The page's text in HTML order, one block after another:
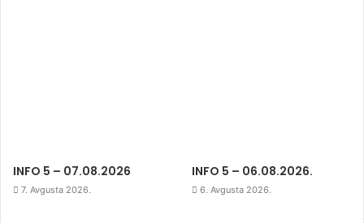
INFO 5 – 07.08.2026
7. Avgusta 2026.
INFO 5 – 06.08.2026.
6. Avgusta 2026.